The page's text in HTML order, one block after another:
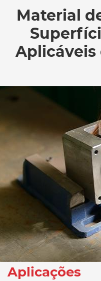
Material
Aplicáveis
Aplicações